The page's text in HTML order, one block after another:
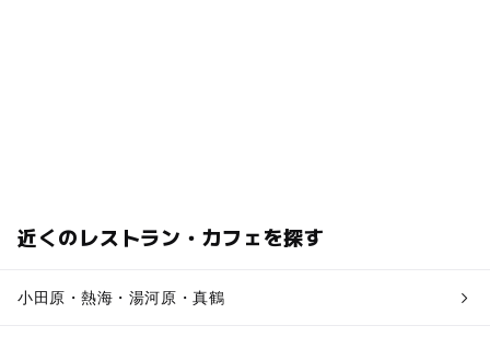
近くのレストラン・カフェを探す
小田原・熱海・湯河原・真鶴